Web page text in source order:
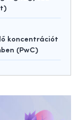
koncentrációt
(PwC)